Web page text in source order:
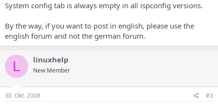
System config tab is always empty in all ispconfig versions.
By the way, if you want to post in english, please use the
english forum and not the german forum.
L linuxhelp
New Member
30. Okt. 2008 #3